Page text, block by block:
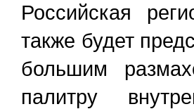
Российская
также будет
большим
палитру